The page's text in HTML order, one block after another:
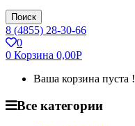
Поиск
8 (4855) 28-30-66
0
0 Корзина 0,00Р
Ваша корзина пуста !
Все категории